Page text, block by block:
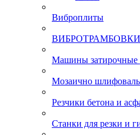
Виброплиты
ВИБРОТРАМБОВКИ
Машины затирочные
Мозаично
Резчики бетона и
Станки для резки и